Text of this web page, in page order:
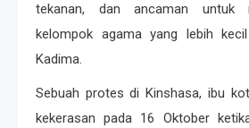
tekanan, dan ancaman untuk
kelompok agama yang lebih
Kadima.
Sebuah protes di Kinshasa, ibu
kekerasan pada 16 Oktober